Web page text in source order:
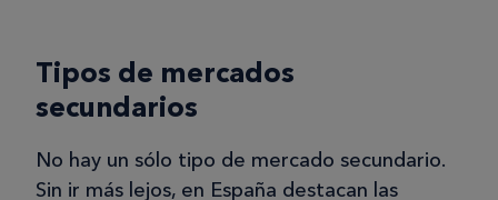
Tipos de mercados
secundarios
No hay un sólo tipo de mercado secundario.
Sin ir más lejos, en España destacan las